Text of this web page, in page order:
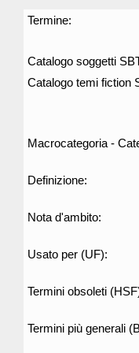
Termine:
Catalogo soggetti
Catalogo temi fiction
Macrocategoria -
Definizione:
Nota d'ambito:
Usato per (UF):
Termini obsoleti
Termini più generali